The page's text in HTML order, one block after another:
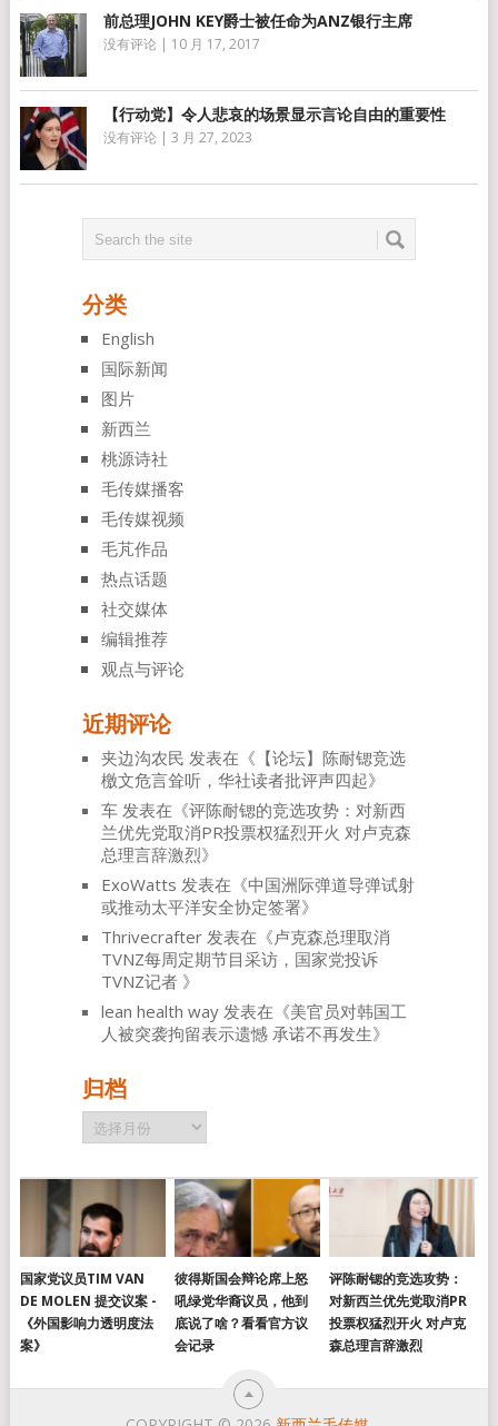
前总理JOHN KEY爵士被任命为ANZ银行主席
没有评论 | 10 月 17, 2017
【行动党】令人悲哀的场景显示言论自由的重要性
没有评论 | 3 月 27, 2023
分类
English
国际新闻
图片
新西兰
桃源诗社
毛传媒播客
毛传媒视频
毛芃作品
热点话题
社交媒体
编辑推荐
观点与评论
近期评论
夹边沟农民 发表在《 【论坛】陈耐锶竞选
檄文危言耸听，华社读者批评声四起》
车发表在《评陈耐锶的竞选攻势：对新西
兰优先党取消PR投票权猛烈开火 对卢克森
总理言辞激烈》
ExoWatts 发表在《中国洲际弹道导弹试射
或推动太平洋安全协定签署》
Thrivecrafter发表在《卢克森总理取消
TVNZ每周定期节目采访，国家党投诉
TVNZ记者 》
lean health way发表在《美官员对韩国工
人被突袭拘留表示遗憾 承诺不再发生》
归档
归
档
国家党议员TIM VAN
DE MOLEN 提交议案 -
《外国影响力透明度法
案》
彼得斯国会辩论席上怒
吼绿党华裔议员，他到
底说了啥？看看官方议
会记录
评陈耐锶的竞选攻势：
对新西兰优先党取消PR
投票权猛烈开火 对卢克
森总理言辞激烈